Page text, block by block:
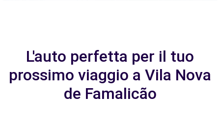
L'auto perfetta per il tuo
prossimo viaggio a Vila Nova
de Famalicão